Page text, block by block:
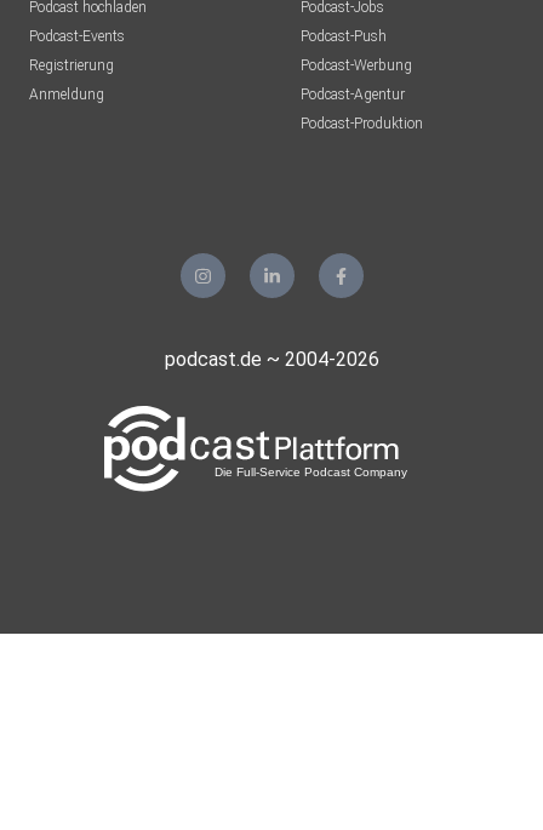
Podcast hochladen
Podcast-Events
Registrierung
Anmeldung
Podcast-Jobs
Podcast-Push
Podcast-Werbung
Podcast-Agentur
Podcast-Produktion
podcast.de ~ 2004-2026